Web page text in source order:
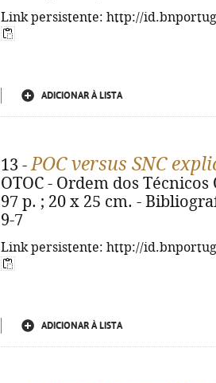
Link persistente: http://
ADICIONAR À LISTA
13 -POC versus SNC
OTOC - Ordem dos
97 p. ; 20 x 25 cm. -
9-7
Link persistente: http://
ADICIONAR À LISTA